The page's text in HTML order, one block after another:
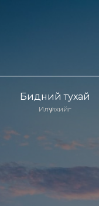
Бидний тухай
Илүү ихийг